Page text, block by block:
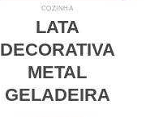
COZINHA
LATA
DECORATIVA
METAL
GELADEIRA